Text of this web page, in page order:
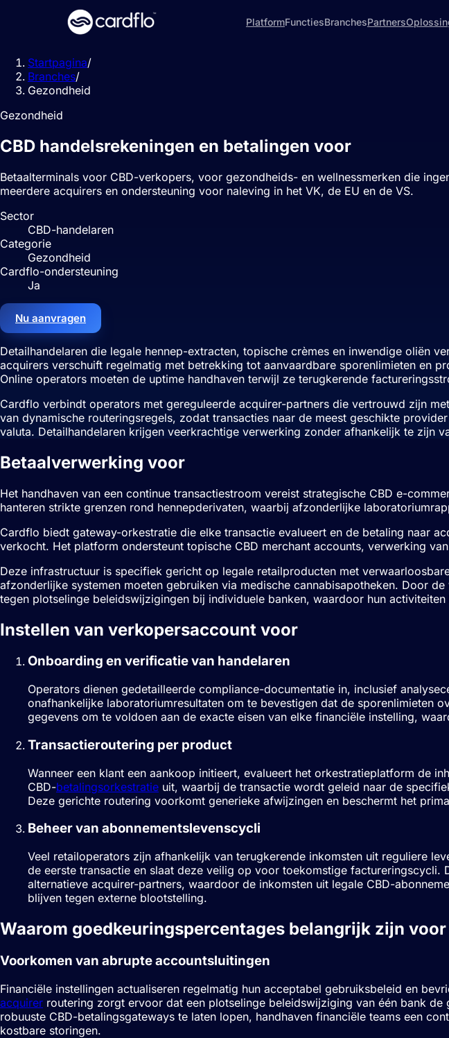
PlatformFunctiesBranchesPartners
Startpagina/
Branches/
Gezondheid
Gezondheid
CBD handelsrekeningen en betalingen voor
Betaalterminals voor CBD-verkopers, voor gezondheids- en wellnessmerken die
meerdere acquirers en ondersteuning voor naleving in het VK, de EU en de VS.
Sector
CBD-handelaren
Categorie
Gezondheid
Cardflo-ondersteuning
Ja
Nu aanvragen
Detailhandelaren die legale hennep-extracten, topische crèmes en inwendige oliën
acquirers verschuift regelmatig met betrekking tot aanvaardbare sporenlimieten en
Online operators moeten de uptime handhaven terwijl ze terugkerende
Cardflo verbindt operators met gereguleerde acquirer-partners die vertrouwd zijn
van dynamische routeringsregels, zodat transacties naar de meest geschikte
valuta. Detailhandelaren krijgen veerkrachtige verwerking zonder afhankelijk te zijn
Betaalverwerking voor
Het handhaven van een continue transactiestroom vereist strategische CBD e-
hanteren strikte grenzen rond hennepderivaten, waarbij afzonderlijke
Cardflo biedt gateway-orkestratie die elke transactie evalueert en de betaling naar
verkocht. Het platform ondersteunt topische CBD merchant accounts, verwerking
Deze infrastructuur is specifiek gericht op legale retailproducten met
afzonderlijke systemen moeten gebruiken via medische cannabisapotheken. Door
tegen plotselinge beleidswijzigingen bij individuele banken, waardoor hun activiteiten
Instellen van verkopersaccount voor
Onboarding en verificatie van handelaren
Operators dienen gedetailleerde compliance-documentatie in, inclusief
onafhankelijke laboratoriumresultaten om te bevestigen dat de sporenlimieten
gegevens om te voldoen aan de exacte eisen van elke financiële instelling,
Transactieroutering per product
Wanneer een klant een aankoop initieert, evalueert het orkestratieplatform de
CBD-betalingsorkestratie uit, waarbij de transactie wordt geleid naar de
Deze gerichte routering voorkomt generieke afwijzingen en beschermt het
Beheer van abonnementslevenscycli
Veel retailoperators zijn afhankelijk van terugkerende inkomsten uit reguliere
de eerste transactie en slaat deze veilig op voor toekomstige
alternatieve acquirer-partners, waardoor de inkomsten uit legale CBD-
blijven tegen externe blootstelling.
Waarom goedkeuringspercentages belangrijk zijn voor
Voorkomen van abrupte accountsluitingen
Financiële instellingen actualiseren regelmatig hun acceptabel gebruiksbeleid en
acquirer routering zorgt ervoor dat een plotselinge beleidswijziging van één bank
robuuste CBD-betalingsgateways te laten lopen, handhaven financiële teams een
kostbare storingen.